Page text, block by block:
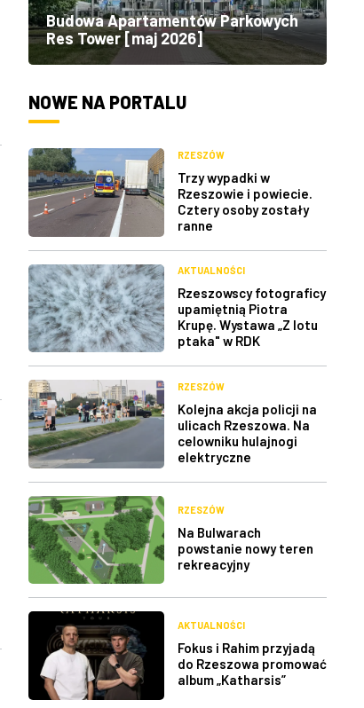
Budowa Apartamentów Parkowych
Res Tower [maj 2026]
NOWE NA PORTALU
RZESZÓW
Trzy wypadki w
Rzeszowie i powiecie.
Cztery osoby zostały
ranne
AKTUALNOŚCI
Rzeszowscy fotograficy
upamiętnią Piotra
Krupę. Wystawa „Z lotu
ptaka" w RDK
RZESZÓW
Kolejna akcja policji na
ulicach Rzeszowa. Na
celowniku hulajnogi
elektryczne
RZESZÓW
Na Bulwarach
powstanie nowy teren
rekreacyjny
AKTUALNOŚCI
Fokus i Rahim przyjadą
do Rzeszowa promować
album „Katharsis”